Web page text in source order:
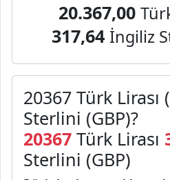
20.367,00
317,64 İngiliz
20367 Türk
Sterlini (GBP)?
20367 Türk Lirası
Sterlini (GBP)